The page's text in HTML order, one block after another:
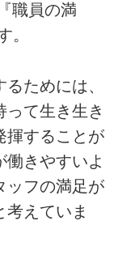
職員の満
。
ためには、
て生き生き
揮することが
きやすいよ
ッフの満足が
えていま